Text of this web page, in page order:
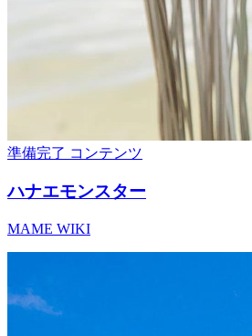
準備完了 コンテンツ
ハナエモンスター
MAME WIKI